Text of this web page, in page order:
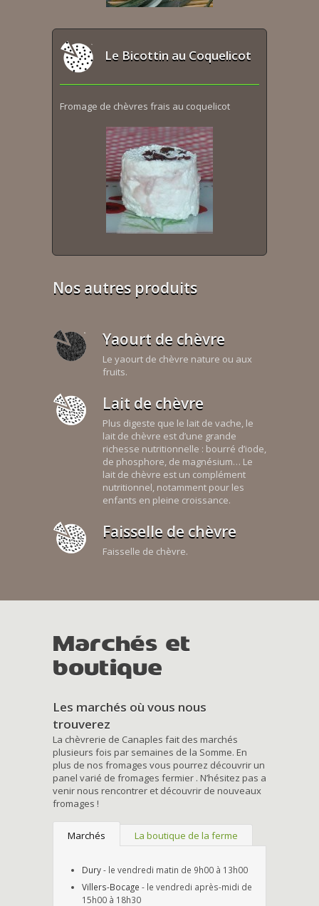
Le Bicottin au Coquelicot
Fromage de chèvres frais au coquelicot
Nos autres produits
Yaourt de chèvre
Le yaourt de chèvre nature ou aux
fruits.
Lait de chèvre
Plus digeste que le lait de vache, le
lait de chèvre est d’une grande
richesse nutritionnelle : bourré d’iode,
de phosphore, de magnésium… Le
lait de chèvre est un complément
nutritionnel, notamment pour les
enfants en pleine croissance.
Faisselle de chèvre
Faisselle de chèvre.
Marchés et
boutique
Les marchés où vous nous
trouverez
La chèvrerie de Canaples fait des marchés
plusieurs fois par semaines de la Somme. En
plus de nos fromages vous pourrez découvrir un
panel varié de fromages fermier . N’hésitez pas a
venir nous rencontrer et découvrir de nouveaux
fromages !
Marchés La boutique de la ferme
Dury- le vendredi matin de 9h00 à 13h00
Villers-Bocage - le vendredi après-midi de
15h00 à 18h30